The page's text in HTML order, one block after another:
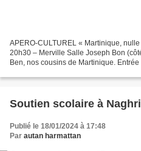
APERO-CULTUREL « Martinique,
20h30 – Merville Salle Joseph Bon
Ben, nos cousins de Martinique.
Soutien scolaire à
Publié le 18/01/2024 à 17:48
Par autan harmattan